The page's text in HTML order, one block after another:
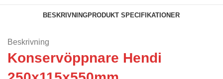
BESKRIVNINGPRODUKT SPECIFIKATIONER
Beskrivning
Konservöppnare Hendi